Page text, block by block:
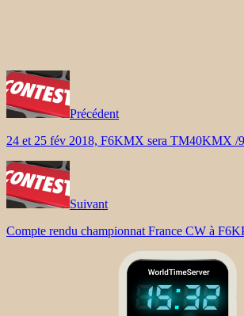
Précédent
24 et 25 fév 2018, F6KMX sera TM40KMX /
Suivant
Compte rendu championnat France CW à